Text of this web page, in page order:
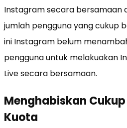
Instagram secara bersamaan
jumlah pengguna yang cukup
ini Instagram belum
pengguna untuk melakuakan
Live secara bersamaan.
Menghabiskan
Kuota